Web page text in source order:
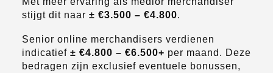
stijgt dit naar ± €3.500 – €4.800.
Senior online merchandisers verdienen
indicatief ± €4.800 – €6.500+ per maand. Deze
bedragen zijn exclusief eventuele bonussen,